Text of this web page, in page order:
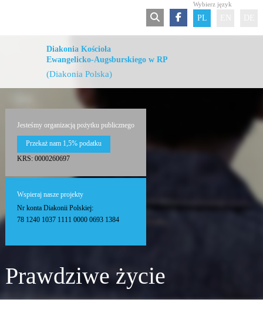
Wybierz język
PL
Diakonia Kościoła
Ewangelicko-Augsburskiego w RP
(Diakonia Polska)
Jesteśmy organizacją pożytku publicznego
Przekaż nam 1,5% podatku
KRS: 0000260697
Wspieraj nasze projekty
Nr konta Diakonii Polskiej:
78 1240 1037 1111 0000 0693 1384
Prawdziwe życie